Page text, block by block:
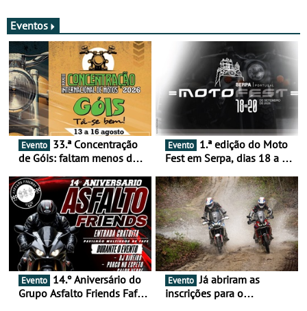
Eventos
Evento
de Góis: faltam menos de
16 de agosto
Evento
Fest em Serpa, dias 18 a 20
duas rodas invade o Baixo
Alentejo
Evento
Grupo Asfalto Friends Fafe,
Evento Já abriram as
inscrições para o